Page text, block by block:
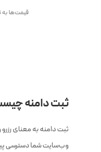
قیمت‌ها به تومان و بر اساس
ثبت دامنه
ثبت دامنه به معنای رزرو
وب‌سایت شما دسترسی